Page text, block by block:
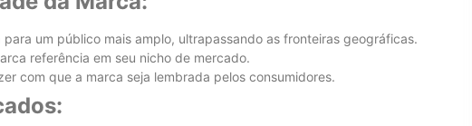
para um público mais amplo, ultrapassando as fronteiras geográficas.
referência em seu nicho de mercado.
com que a marca seja lembrada pelos consumidores.